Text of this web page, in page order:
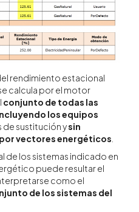
rendimiento estacional
calcula por el motor
conjunto de todas las
los equipos
de sustituciónysin
vectores energéticos
de los sistemas indicado en
puede resultar el
como el
de los sistemas del